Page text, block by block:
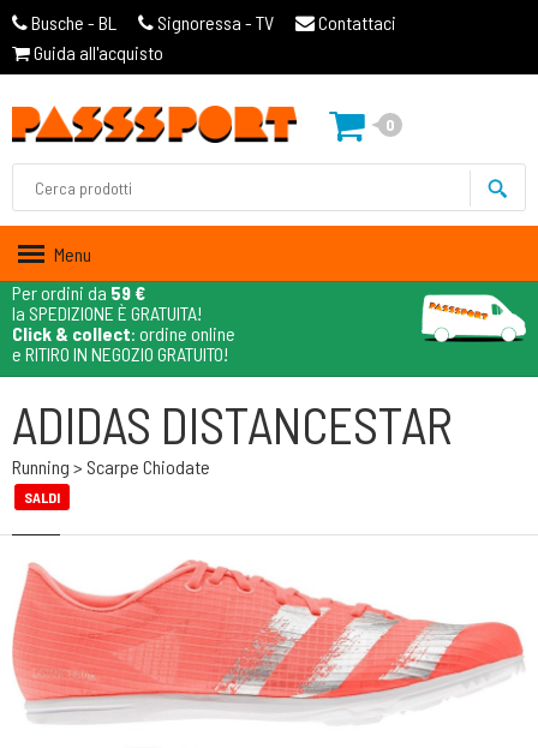
Busche - BL Signoressa - TV
Contattaci
Guida all'acquisto
0
Menu
Per ordini da 59 €
la SPEDIZIONE È GRATUITA!
Click & collect: ordine online
e RITIRO IN NEGOZIO GRATUITO!
ADIDAS DISTANCESTAR
Running > Scarpe Chiodate
SALDI